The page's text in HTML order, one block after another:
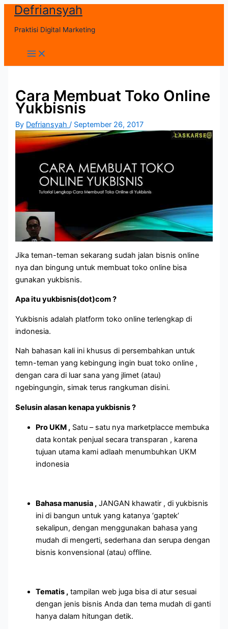
Skip
content
Defriansyah
Praktisi Digital Marketing
Main
Menu
Cara Membuat Toko Online
Yukbisnis
By Defriansyah/ September 26, 2017
Jika teman-teman sekarang sudah jalan bisnis online
nya dan bingung untuk membuat toko online bisa
gunakan yukbisnis.
Apa itu yukbisnis(dot)com ?
Yukbisnis adalah platform toko online terlengkap di
indonesia.
Nah bahasan kali ini khusus di persembahkan untuk
temn-teman yang kebingung ingin buat toko online ,
dengan cara di luar sana yang jlimet (atau)
ngebingungin, simak terus rangkuman disini.
Selusin alasan kenapa yukbisnis ?
Pro UKM , Satu – satu nya marketplacce membuka
data kontak penjual secara transparan , karena
tujuan utama kami adlaah menumbuhkan UKM
indonesia
Bahasa manusia , JANGAN khawatir , di yukbisnis
ini di bangun untuk yang katanya ‘gaptek’
sekalipun, dengan menggunakan bahasa yang
mudah di mengerti, sederhana dan serupa dengan
bisnis konvensional (atau) offline.
Tematis , tampilan web juga bisa di atur sesuai
dengan jenis bisnis Anda dan tema mudah di ganti
hanya dalam hitungan detik.